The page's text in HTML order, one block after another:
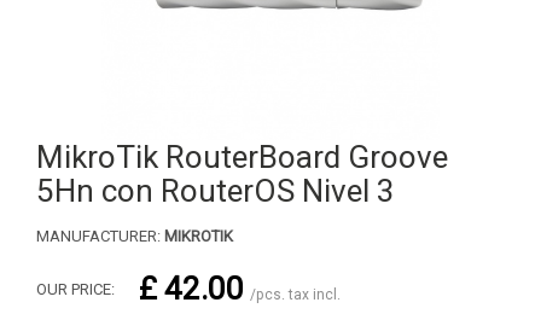
MikroTik RouterBoard Groove
5Hn con RouterOS Nivel 3
MANUFACTURER: MIKROTIK
OUR PRICE: £ 42.00 /pcs. tax incl.